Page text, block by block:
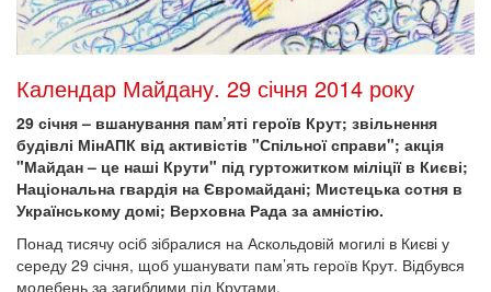
Календар Майдану. 29 січня 2014 року
29 січня – вшанування пам’яті героїв Крут; звільнення
будівлі МінАПК від активістів "Спільної справи"; акція
"Майдан – це наші Крути" під гуртожитком міліції в Києві;
Національна гвардія на Євромайдані; Мистецька сотня в
Українському домі; Верховна Рада за амністію.
Понад тисячу осіб зібралися на Аскольдовій могилі в Києві у
середу 29 січня, щоб ушанувати пам’ять героїв Крут. Відбувся
молебень за загиблими під Крутами.